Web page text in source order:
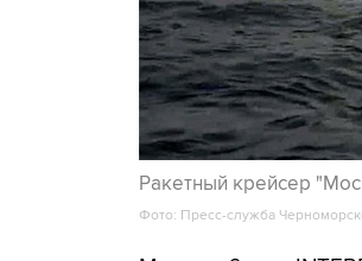
Ракетный крейсер
Фото: Пресс-служба